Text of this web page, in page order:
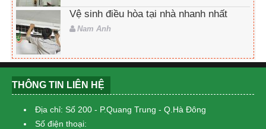
Vệ sinh điều hòa tại nhà nhanh nhất
Nam Anh
THÔNG TIN LIÊN HỆ
Địa chỉ: Số 200 - P.Quang Trung - Q.Hà Đông
Số điện thoại: